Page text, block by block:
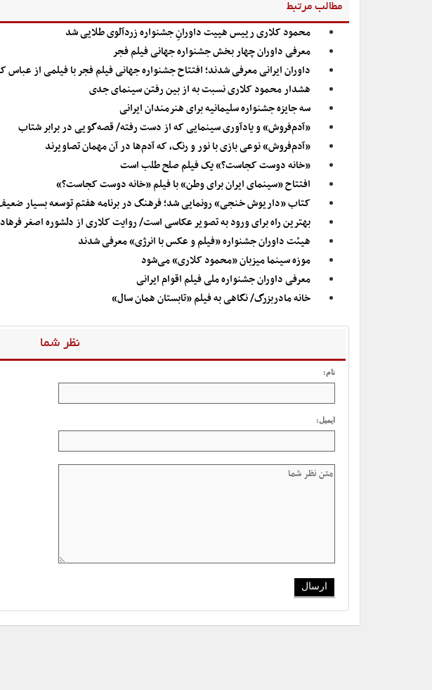
مطالب مرتبط
محمود کلاری رییس هییت داورانِ جشنواره زردآلوی طلایی شد
معرفی داوران چهار بخش جشنواره جهانی فیلم فجر
داوران ایرانی معرفی شدند؛ افتتاح جشنواره جهانی فیلم فجر با فیلمی از عباس
هشدار محمود کلاری نسبت به از بین رفتن سینمای جدی
سه جایزه جشنواره سلیمانیه برای هنرمندان ایرانی
«آدم‌فروش» و یادآوری سینمایی که از دست رفته/ قصه‌گویی در برابر شتاب
«آدم‌فروش» نوعی بازی با نور و رنگ، که آدم‌ها در آن مهمان تصاویرند
«خانه دوست کجاست؟» یک فیلم صلح طلب است
افتتاح «سینمای ایران برای وطن» با فیلم «خانه دوست کجاست؟»
کتاب «داریوش خنجی» رونمایی شد؛ فرهنگ در برنامه هفتم توسعه بسیار
بهترین راه برای ورود به تصویر عکاسی است/ روایت کلاری از دلشوره اصغر
هیئت داوران جشنواره «فیلم و عکس با انرژی» معرفی شدند
موزه سینما میزبان «محمود کلاری» می‌شود
معرفی داوران جشنواره ملی فیلم اقوام ایرانی
خانه مادربزرگ/ نگاهی به فیلم «تابستان همان سال»
نظر شما
نام:
ایمیل: